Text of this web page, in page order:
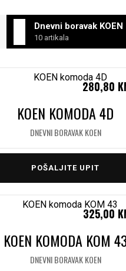
Dnevni boravak KOEN
10 artikala
KOEN KOMODA 4D
DNEVNI BORAVAK KOEN
280,80
POŠALJITE UPIT
KOEN KOMODA KOM
DNEVNI BORAVAK KOEN
325,00